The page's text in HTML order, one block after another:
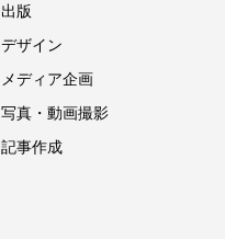
出版
デザイン
メディア企画
写真・動画撮影
記事作成